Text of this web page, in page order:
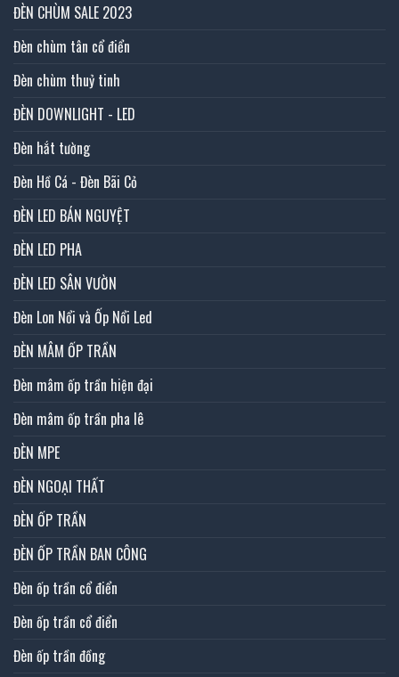
ĐÈN CHÙM SALE 2023
Đèn chùm tân cổ điển
Đèn chùm thuỷ tinh
ĐÈN DOWNLIGHT - LED
Đèn hắt tường
Đèn Hồ Cá - Đèn Bãi Cỏ
ĐÈN LED BÁN NGUYỆT
ĐÈN LED PHA
ĐÈN LED SÂN VƯỜN
Đèn Lon Nổi và Ốp Nổi Led
ĐÈN MÂM ỐP TRẦN
Đèn mâm ốp trần hiện đại
Đèn mâm ốp trần pha lê
ĐÈN MPE
ĐÈN NGOẠI THẤT
ĐÈN ỐP TRẦN
ĐÈN ỐP TRẦN BAN CÔNG
Đèn ốp trần cổ điển
Đèn ốp trần cổ điển
Đèn ốp trần đồng